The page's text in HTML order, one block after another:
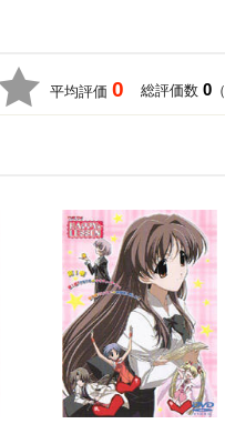
平均評価0 総評価数0